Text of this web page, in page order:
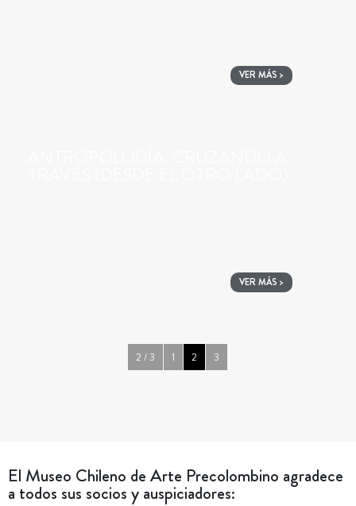
VER MÁS >
VER MÁS >
2 / 3 1 2 3
El Museo Chileno de Arte Precolombino agradece
a todos sus socios y auspiciadores: